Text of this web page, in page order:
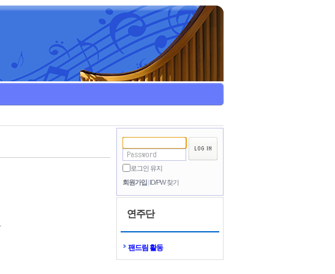
로그인 유지
회원가입 ID/PW 찾기
연주단
팬드림 활동